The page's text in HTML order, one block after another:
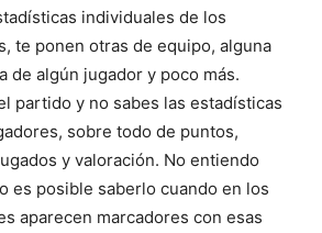
individuales de los
te ponen otras de equipo, alguna
de algún jugador y poco más.
partido y no sabes las estadísticas
sobre todo de puntos,
y valoración. No entiendo
es posible saberlo cuando en los
aparecen marcadores con esas